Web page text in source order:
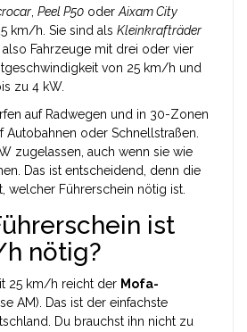
Peel P50 oder Aixam City
km/h. Sie sind als Kleinkrafträder
also Fahrzeuge mit drei oder vier
von 25 km/h und
zu 4 kW.
auf Radwegen und in 30-Zonen
Autobahnen oder Schnellstraßen.
zugelassen, auch wenn sie wie
Das ist entscheidend, denn die
welcher Führerschein nötig ist.
ist
nötig?
25 km/h reicht der Mofa-
AM). Das ist der einfachste
Du brauchst ihn nicht zu